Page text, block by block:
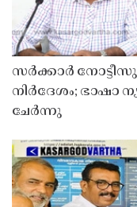
സർക്കാർ
നിർദേശം; ഭാഷാ
ചേർന്നു